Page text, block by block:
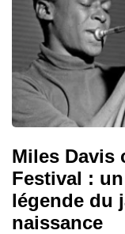
Miles Davis
Festival :
légende du
naissance